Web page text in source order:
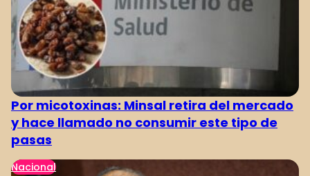
Por micotoxinas: Minsal retira del mercado
y hace llamado no consumir este tipo de
pasas
Nacional